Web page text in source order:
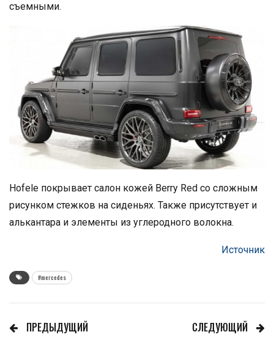
съемными.
Hofele покрывает салон кожей Berry Red со сложным
рисунком стежков на сиденьях. Также присутствует и
алькантара и элементы из углеродного волокна.
Источник
#mercedes
ПРЕДЫДУЩИЙ
СЛЕДУЮЩИЙ